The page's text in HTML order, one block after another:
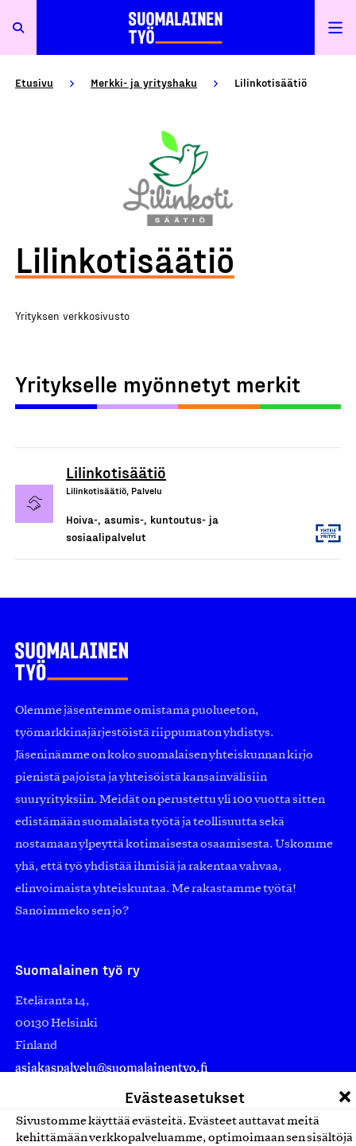
Evästeasetukset
Sivustomme käyttää evästeitä. Evästeet auttavat meitä
kehittämään verkkopalveluamme, optimoimaan sen sisältöjä
Etusivu Merkki- ja yrityshaku Lilinkotisäätiö
Lilinkotisäätiö
Yrityksen verkkosivusto
Yritykselle myönnetyt merkit
Lilinkotisäätiö
Lilinkotisäätiö, Palvelu
Hoiva-, asumis-, kuntoutus- ja
sosiaalipalvelut
Olemme jäsentemme omistama puolueeton,
työmarkkinajärjestöistä riippumaton yhdistys.
Jäseninämme on koko suomalaisen yhteiskunnan kirjo
pienistä pajoista ja yhteisöistä kansainvälisiin
suuryrityksiin. Meidät on perustettu yli 100 vuotta sitten
edistämään suomalaista työtä ja teollisuutta sekä
nostamaan ylpeyttä kotimaisesta osaamisesta. Uskomme
yhä, että työ yhdistää ihmisiä ja rakentaa vahvaa,
elinvoimaista yhteiskuntaa. Me rakastamme työtä!
Sanoimmeko sen jo?
Suomalainen työ ry
Eteläranta 14,
00130 Helsinki
Finland
asiakaspalvelu@suomalainentyo.fi
laskutus@suomalainentyo.fi